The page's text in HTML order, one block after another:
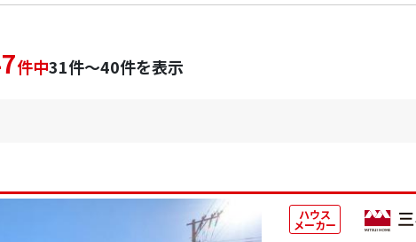
件中31件～40件を表示
ハウス
メーカー